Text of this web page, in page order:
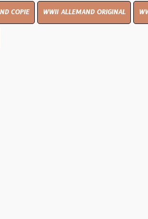
WWII ALLEMAND ORIGINAL WWII UK